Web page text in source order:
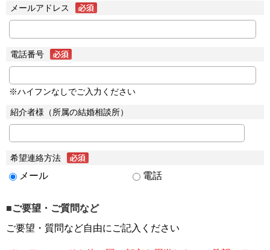
メールアドレス
電話番号
※ハイフンなしでご入力ください
紹介者様（所属の結婚相談所）
希望連絡方法
メール 電話
■ご要望・ご質問など
ご要望・質問など自由にご記入ください